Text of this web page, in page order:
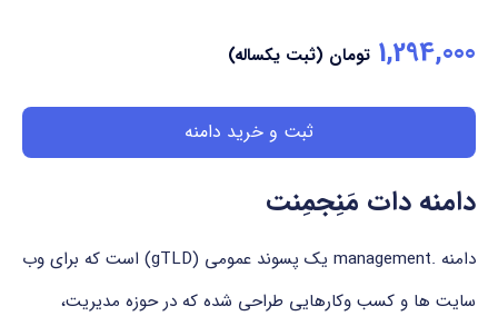
1,294,000 تومان (ثبت یکساله)
ثبت و خرید دامنه
دامنه دات مَنِجمِنت
دامنه .management یک پسوند عمومی (gTLD) است که برای وب
سایت ها و کسب وکارهایی طراحی شده که در حوزه مدیریت،